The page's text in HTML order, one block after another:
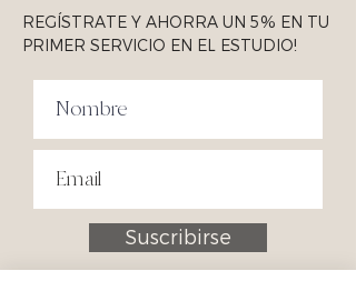
REGÍSTRATE Y AHORRA UN 5% EN TU
PRIMER SERVICIO EN EL ESTUDIO!
Suscribirse